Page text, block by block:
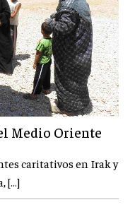
Medio Oriente
caritativos en Irak y
[…]